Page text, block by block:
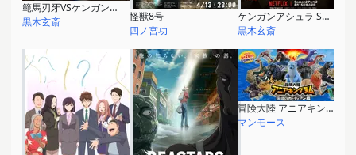
範馬刃牙VSケンガンアシュラ
黒木玄斎
怪獣8号
四ノ宮功
ケンガンアシュラ Season2 Part.2
黒木玄斎
冒険大陸 アニアキングダム 伝説のガーディアン編
マンモース